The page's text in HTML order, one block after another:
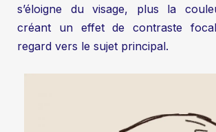
s’éloigne du visage, plus la
créant un effet de contraste
regard vers le sujet principal.